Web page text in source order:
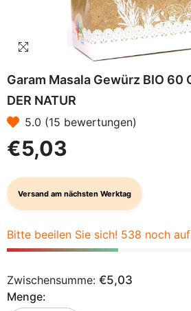
Garam Masala Gewürz BIO 60
DER NATUR
5.0 (15 bewertungen)
€5,03
Versand am nächsten Werktag
Bitte beeilen Sie sich! 538 noch
Zwischensumme: €5,03
Menge: